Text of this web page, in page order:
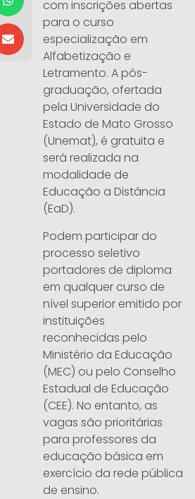
com inscrições abertas
para o curso
especialização em
Alfabetização e
Letramento. A pós-
graduação, ofertada
pela Universidade do
Estado de Mato Grosso
(Unemat), é gratuita e
será realizada na
modalidade de
Educação a Distância
(EaD).
Podem participar do
processo seletivo
portadores de diploma
em qualquer curso de
nível superior emitido por
instituições
reconhecidas pelo
Ministério da Educação
(MEC) ou pelo Conselho
Estadual de Educação
(CEE). No entanto, as
vagas são prioritárias
para professores da
educação básica em
exercício da rede pública
de ensino.